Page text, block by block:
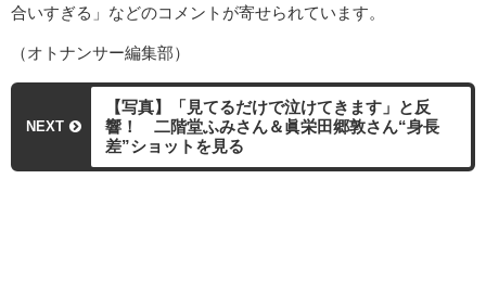
合いすぎる」などのコメントが寄せられています。
（オトナンサー編集部）
NEXT
【写真】「見てるだけで泣けてきます」と反
響！ 二階堂ふみさん＆眞栄田郷敦さん“身長
差”ショットを見る